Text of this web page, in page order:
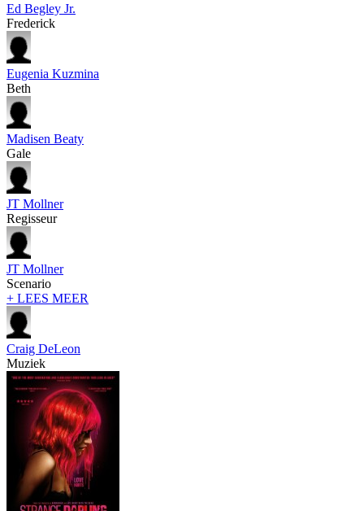
Ed Begley Jr.
Frederick
Eugenia Kuzmina
Beth
Madisen Beaty
Gale
JT Mollner
Regisseur
JT Mollner
Scenario
+ LEES MEER
Craig DeLeon
Muziek